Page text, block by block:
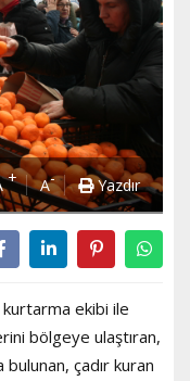
+ A- Yazdır
ekibi ile
bölgeye ulaştıran,
çadır kuran